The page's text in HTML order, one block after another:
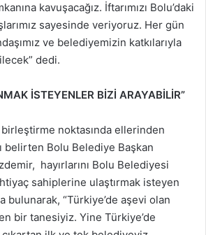
kavuşacağız. İftarımızı Bolu’daki
sayesinde veriyoruz. Her gün
ve belediyemizin katkılarıyla
dedi.
İSTEYENLER BİZİ ARAYABİLİR”
noktasında ellerinden
belirten Bolu Belediye Başkan
hayırlarını Bolu Belediyesi
sahiplerine ulaştırmak isteyen
bulunarak, “Türkiye’de aşevi olan
bir tanesiyiz. Yine Türkiye’de